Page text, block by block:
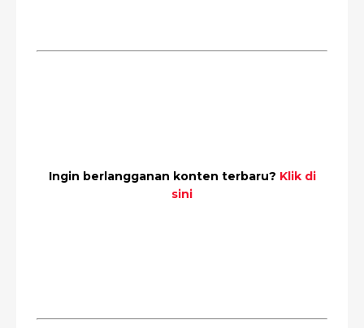
Ingin berlangganan konten terbaru? Klik di
sini